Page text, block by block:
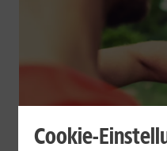
Cookie-